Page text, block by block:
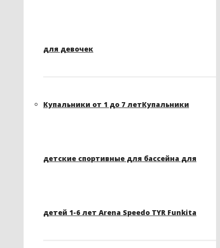
для девочек
Купальники от 1 до 7 летКупальники
детские спортивные для бассейна для
детей 1-6 лет Arena Speedo TYR Funkita